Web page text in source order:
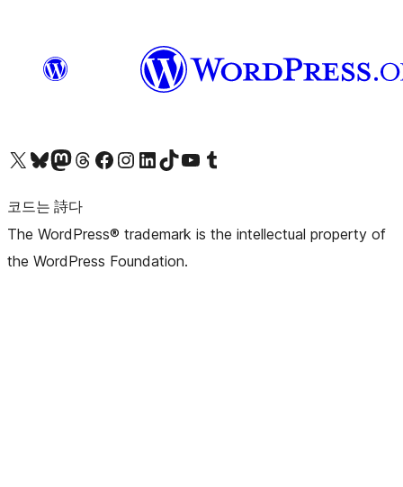
X(이전 트위터) 계정 방문하기블루스카이 계정 방문하기마스토돈 계정 방문하기스레드 계정 방문하기 페이스북 페이지 방문하기인스타그램 계정 방문하기 LinkedIn 계정 방문하기틱톡 계정 방문하기유튜브 채널 방문하기 텀블러 계정 방문하기
코드는 詩다
The WordPress® trademark is the intellectual property of
the WordPress Foundation.